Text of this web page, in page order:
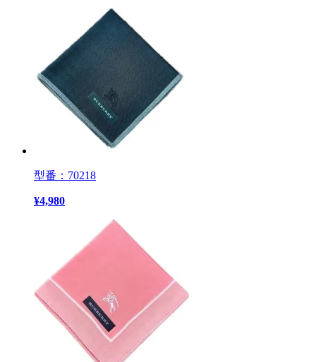
型番：70218
¥4,980